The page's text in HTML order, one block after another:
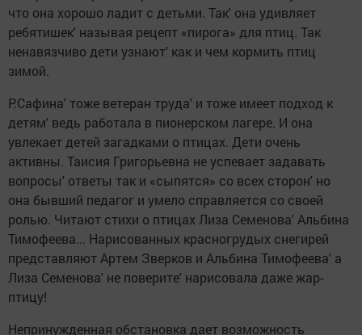
что она хорошо ладит с детьми. Так' она удивляет
ребятишек' называя рецепт «пирога» для птиц. Так
ненавязчиво дети узнают' как и чем кормить птиц
зимой.
Р.Сафина' тоже ветеран труда' и тоже имеет подход к
детям' ведь работала в пионерском лагере. И она
увлекает детей загадками о птицах. Дети очень
активны. Таисия Григорьевна не успевает задавать
вопросы' ответы так и «сыпятся» со всех сторон' но
она бывший педагог и умело справляется со своей
ролью. Читают стихи о птицах Лиза Семенова' Альбина
Тимофеева... Нарисованных красногрудых снегирей
представляют Артем Зверков и Альбина Тимофеева' а
Лиза Семенова' не поверите' нарисовала даже жар-
птицу!
Непринужденная обстановка дает возможность